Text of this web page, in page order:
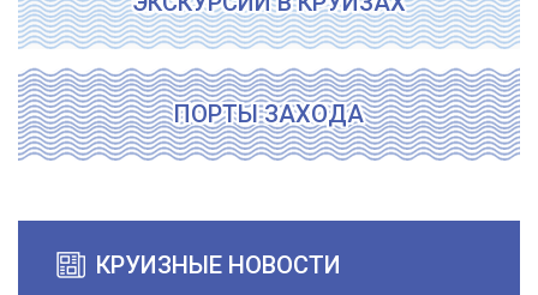
ПОРТЫ ЗАХОДА
КРУИЗНЫЕ НОВОСТИ